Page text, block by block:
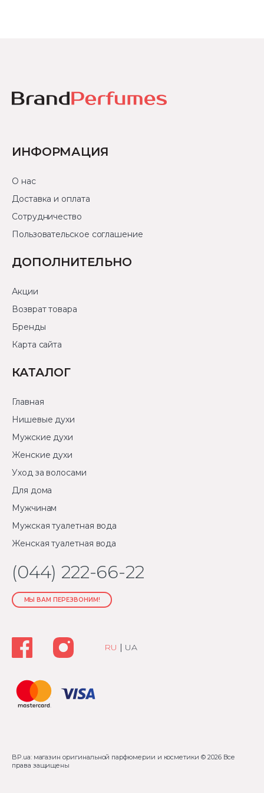
ИНФОРМАЦИЯ
О нас
Доставка и оплата
Сотрудничество
Пользовательское соглашение
ДОПОЛНИТЕЛЬНО
Акции
Возврат товара
Бренды
Карта сайта
КАТАЛОГ
Главная
Нишевые духи
Мужские духи
Женские духи
Уход за волосами
Для дома
Мужчинам
Мужская туалетная вода
Женская туалетная вода
(044) 222-66-22
МЫ ВАМ ПЕРЕЗВОНИМ!
RU | UA
BP.ua: магазин оригинальной парфюмерии и косметики © 2026 Все
права защищены